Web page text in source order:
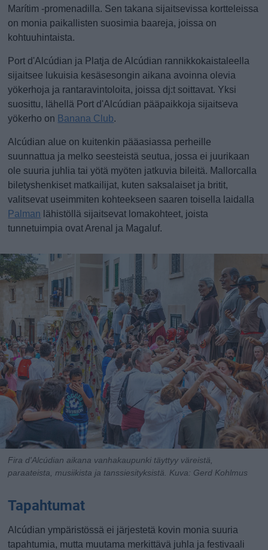
Marítim -promenadilla. Sen takana sijaitsevissa kortteleissa
on monia paikallisten suosimia baareja, joissa on
kohtuuhintaista.
Port d'Alcúdian ja Platja de Alcúdian rannikkokaistaleella
sijaitsee lukuisia kesäsesongin aikana avoinna olevia
yökerhoja ja rantaravintoloita, joissa dj:t soittavat. Yksi
suosittu, lähellä Port d'Alcúdian pääpaikkoja sijaitseva
yökerho on Banana Club.
Alcúdian alue on kuitenkin pääasiassa perheille
suunnattua ja melko seesteistä seutua, jossa ei juurikaan
ole suuria juhlia tai yötä myöten jatkuvia bileitä. Mallorcalla
biletyshenkiset matkailijat, kuten saksalaiset ja britit,
valitsevat useimmiten kohteekseen saaren toisella laidalla
Palman lähistöllä sijaitsevat lomakohteet, joista
tunnetuimpia ovat Arenal ja Magaluf.
Fira d'Alcúdian aikana vanhakaupunki täyttyy väreistä,
paraateista, musiikista ja tanssiesityksistä. Kuva: Gerd Kohlmus
Tapahtumat
Alcúdian ympäristössä ei järjestetä kovin monia suuria
tapahtumia, mutta muutama merkittävä juhla ja festivaali